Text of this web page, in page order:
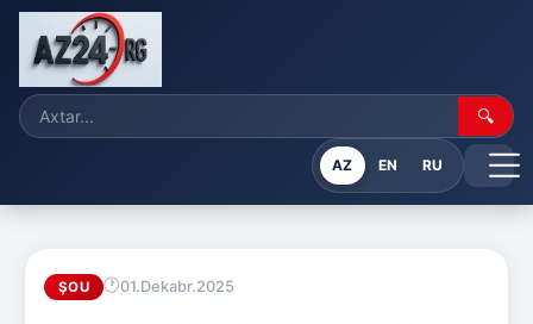
🔍
AZ EN RU
ŞOU 01.Dekabr.2025